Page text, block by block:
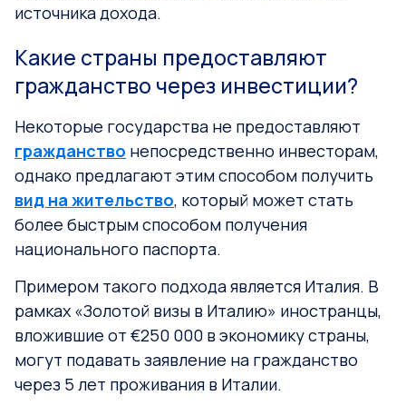
источника дохода.
Какие страны предоставляют
гражданство через инвестиции?
Некоторые государства не предоставляют
гражданство непосредственно инвесторам,
однако предлагают этим способом получить
вид на жительство, который может стать
более быстрым способом получения
национального паспорта.
Примером такого подхода является Италия. В
рамках «Золотой визы в Италию» иностранцы,
вложившие от €250 000 в экономику страны,
могут подавать заявление на гражданство
через 5 лет проживания в Италии.